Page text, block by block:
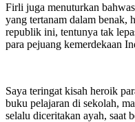
Firli juga menuturkan
yang tertanam dalam benak,
republik ini, tentunya tak
para pejuang kemerdekaan
Saya teringat kisah heroik
buku pelajaran di sekolah,
selalu diceritakan ayah, saat